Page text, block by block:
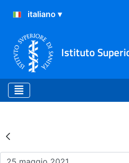
Istituto
Risultati della